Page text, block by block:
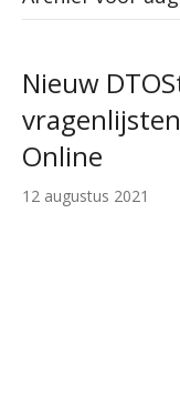
Nieuw
Online
12 augustus 2021